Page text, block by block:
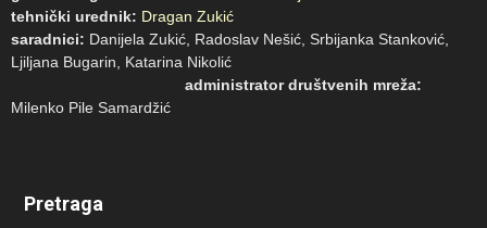
tehnički urednik: Dragan Zukić
saradnici: Danijela Zukić, Radoslav Nešić, Srbijanka Stanković,
Ljiljana Bugarin, Katarina Nikolić
administrator društvenih mreža:
Milenko Pile Samardžić
Pretraga